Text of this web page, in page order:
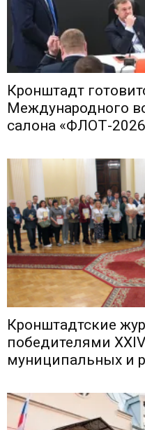
Кронштадт
Международного
салона «ФЛОТ-
Кронштадтские
победителями
муниципальных и